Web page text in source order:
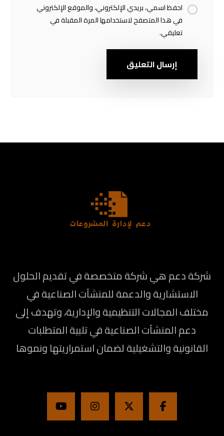
احفظ اسمي، بريدي الإلكتروني، والموقع الإلكتروني
في هذا المتصفح لاستخدامها المرة المقبلة في
تعليقي.
إرسال التعليق
شركة دعم هي شركة متخصصة في تقديم الحلول
الاستشارية والدعمة للمنشآت الصناعية في
مختلف المجالات التنظيمية والإدارية، وتهدف إلى
دعم المنشآت الصناعية في تلبية المتطلبات
القانونية والتشغيلية لضمان استمراريتها ونموها